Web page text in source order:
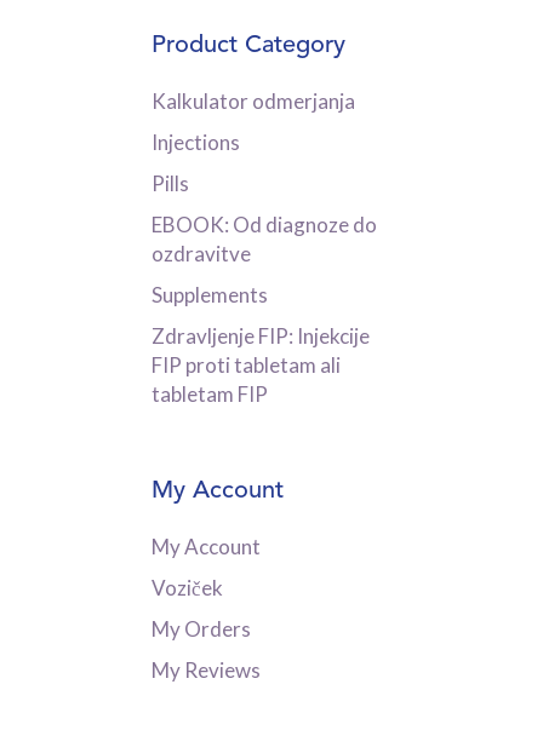
Product Category
Kalkulator odmerjanja
Injections
Pills
EBOOK: Od diagnoze do
ozdravitve
Supplements
Zdravljenje FIP: Injekcije
FIP proti tabletam ali
tabletam FIP
My Account
My Account
Voziček
My Orders
My Reviews